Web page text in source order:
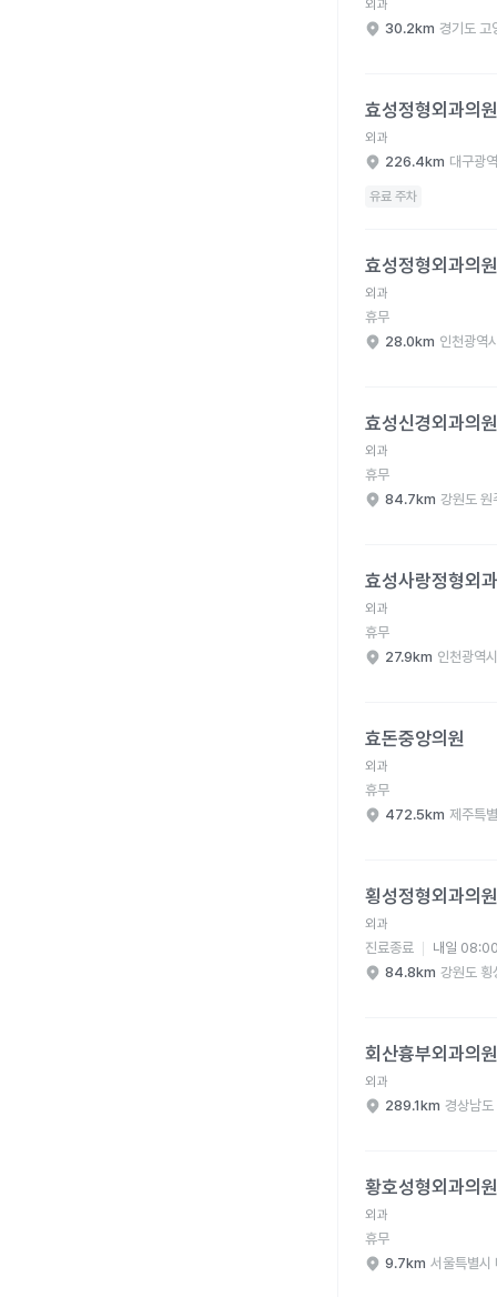
외과
30.2km 경기도 고
효성정형외과의원
외과
226.4km 대구광
유료 주차
효성정형외과의원
외과
휴무
28.0km 인천광역
효성신경외과의원
외과
휴무
84.7km 강원도 원
효성사랑정형외
외과
휴무
27.9km 인천광역
효돈중앙의원
외과
휴무
472.5km 제주특
횡성정형외과의원
외과
진료종료
내일
84.8km 강원도 횡
회산흉부외과의원
외과
289.1km 경상남
황호성형외과의원
외과
휴무
9.7km 서울특별시